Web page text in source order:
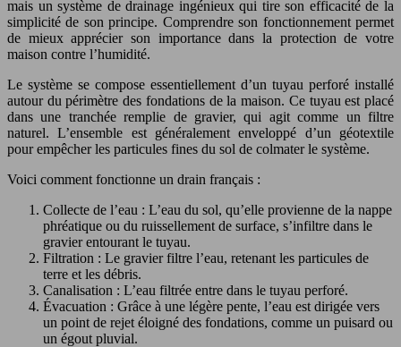
mais un système de drainage ingénieux qui tire son efficacité de la
simplicité de son principe. Comprendre son fonctionnement permet
de mieux apprécier son importance dans la protection de votre
maison contre l’humidité.
Le système se compose essentiellement d’un tuyau perforé installé
autour du périmètre des fondations de la maison. Ce tuyau est placé
dans une tranchée remplie de gravier, qui agit comme un filtre
naturel. L’ensemble est généralement enveloppé d’un géotextile
pour empêcher les particules fines du sol de colmater le système.
Voici comment fonctionne un drain français :
Collecte de l’eau : L’eau du sol, qu’elle provienne de la nappe
phréatique ou du ruissellement de surface, s’infiltre dans le
gravier entourant le tuyau.
Filtration : Le gravier filtre l’eau, retenant les particules de
terre et les débris.
Canalisation : L’eau filtrée entre dans le tuyau perforé.
Évacuation : Grâce à une légère pente, l’eau est dirigée vers
un point de rejet éloigné des fondations, comme un puisard ou
un égout pluvial.